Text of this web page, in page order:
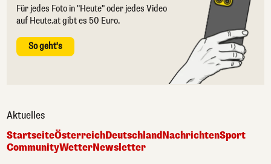
Für jedes Foto in "Heute" oder jedes Video
auf Heute.at gibt es 50 Euro.
So geht's
Aktuelles
StartseiteÖsterreichDeutschlandNachrichtenSport
CommunityWetterNewsletter